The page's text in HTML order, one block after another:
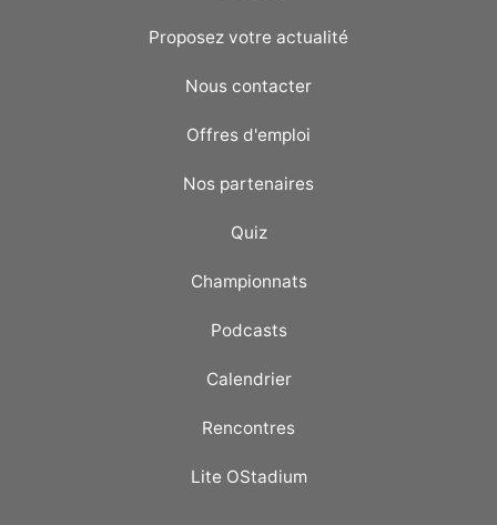
Proposez votre actualité
Nous contacter
Offres d'emploi
Nos partenaires
Quiz
Championnats
Podcasts
Calendrier
Rencontres
Lite OStadium